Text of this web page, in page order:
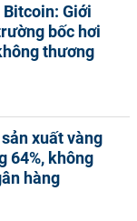
Giới
bốc hơi
thương
xuất vàng
64%, không
hàng